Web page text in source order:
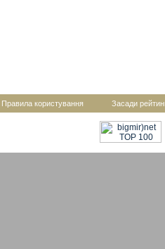
Правила користування Засади